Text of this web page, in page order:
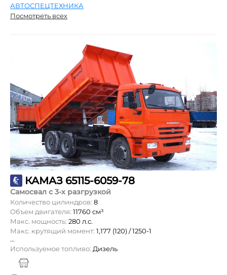
АВТОСПЕЦТЕХНИКА
Посмотреть всех
КАМАЗ 65115-6059-78
Самосвал с 3-х разгрузкой
Количество цилиндров: 8
Объем двигателя: 11760 см³
Макс. мощность: 280 л.с.
Макс. крутящий момент: 1,177 (120) / 1250-1
...
Используемое топливо: Дизель